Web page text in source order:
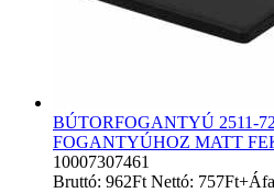
BÚTORFOGANTYÚ 2511-
FOGANTYÚHOZ MATT
10007307461
Bruttó: 962Ft Nettó: 757Ft+Áfa